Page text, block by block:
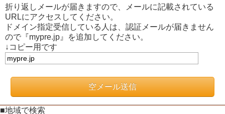
折り返しメールが届きますので、メールに記載されている
URLにアクセスしてください。
ドメイン指定受信している人は、認証メールが届きません
ので『mypre.jp』を追加してください。
↓コピー用です
空メール送信
■地域で検索